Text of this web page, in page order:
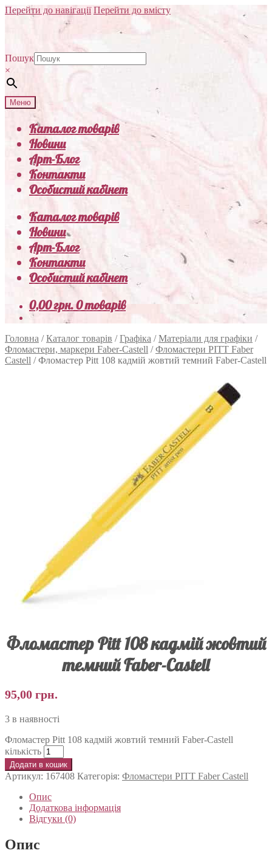
Перейти до навігації Перейти до вмісту
Пошук
×
Меню
Каталог товарів
Новини
Арт-Блог
Контакти
Особистий кабінет
Каталог товарів
Новини
Арт-Блог
Контакти
Особистий кабінет
0,00грн.0 товарів
Головна /Каталог товарів /Графіка /Матеріали для графіки /
Фломастери, маркери Faber-Castell /Фломастери PITT Faber
Castell /Фломастер Pitt 108 кадмій жовтий темний Faber-Castell
Фломастер Pitt 108 кадмій жовтий
темний Faber-Castell
95,00 грн.
3 в наявності
Фломастер Pitt 108 кадмій жовтий темний Faber-Castell
кількість
Додати в кошик
Артикул: 167408 Категорія: Фломастери PITT Faber Castell
Опис
Додаткова інформація
Відгуки (0)
Опис